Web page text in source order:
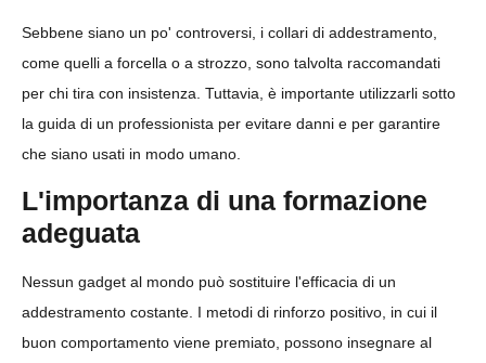
Sebbene siano un po' controversi, i collari di addestramento,
come quelli a forcella o a strozzo, sono talvolta raccomandati
per chi tira con insistenza. Tuttavia, è importante utilizzarli sotto
la guida di un professionista per evitare danni e per garantire
che siano usati in modo umano.
L'importanza di una formazione
adeguata
Nessun gadget al mondo può sostituire l'efficacia di un
addestramento costante. I metodi di rinforzo positivo, in cui il
buon comportamento viene premiato, possono insegnare al